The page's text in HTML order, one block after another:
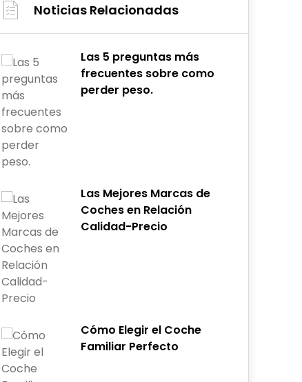
Noticias Relacionadas
Las 5 preguntas más
frecuentes sobre como
perder peso.
Las Mejores Marcas de
Coches en Relación
Calidad-Precio
Cómo Elegir el Coche
Familiar Perfecto